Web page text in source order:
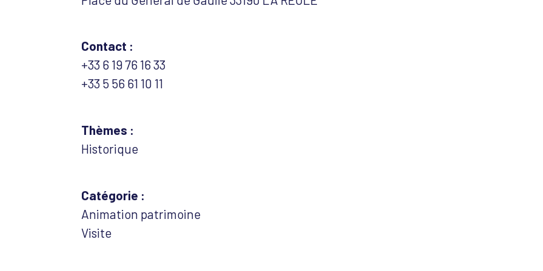
Contact :
+33 6 19 76 16 33
+33 5 56 61 10 11
Thèmes :
Historique
Catégorie :
Animation patrimoine
Visite